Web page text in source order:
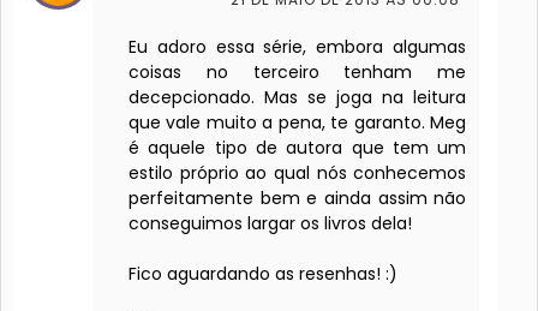
Eu adoro essa série, embora algumas
coisas no terceiro tenham me
decepcionado. Mas se joga na leitura
que vale muito a pena, te garanto. Meg
é aquele tipo de autora que tem um
estilo próprio ao qual nós conhecemos
perfeitamente bem e ainda assim não
conseguimos largar os livros dela!
Fico aguardando as resenhas! :)